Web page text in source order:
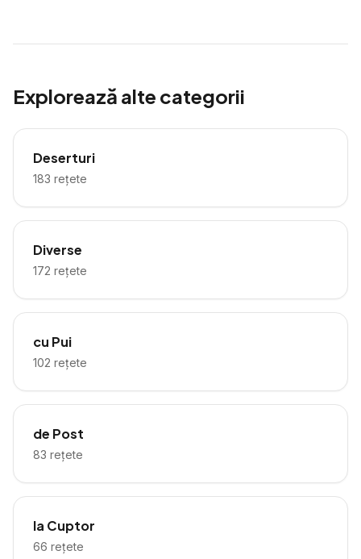
Explorează alte categorii
Deserturi
183 rețete
Diverse
172 rețete
cu Pui
102 rețete
de Post
83 rețete
la Cuptor
66 rețete